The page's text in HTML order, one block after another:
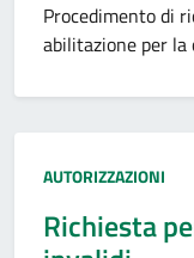
Procedimento di
abilitazione per
Categoria:
AUTORIZZAZIONI
Richiesta